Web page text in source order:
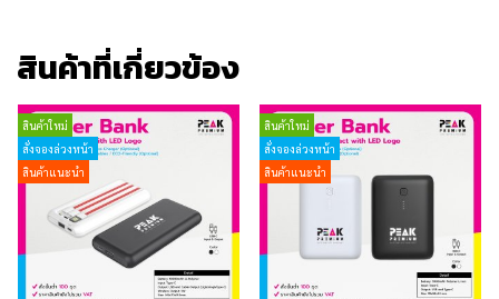
สินค้าที่เกี่ยวข้อง
สินค้าใหม่
สั่งจองล่วงหน้า
สินค้าแนะนำ
สินค้าใหม่
สั่งจองล่วงหน้า
สินค้าแนะนำ